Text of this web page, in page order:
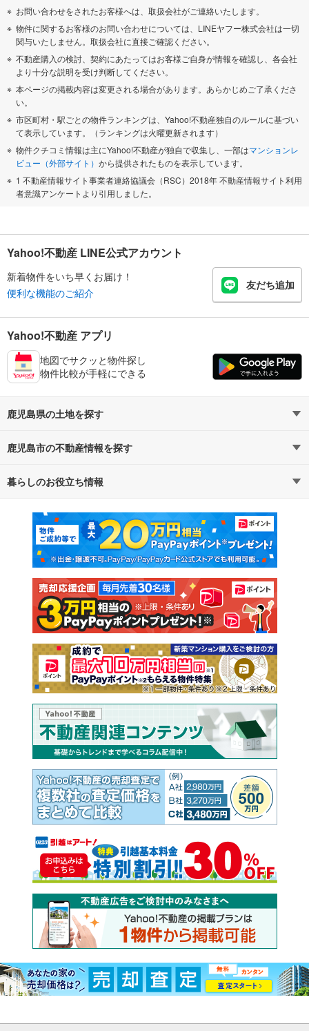
お問い合わせをされたお客様へは、取扱会社がご連絡いたします。
物件に関するお客様のお問い合わせについては、LINEヤフー株式会社は一切
関与いたしません。取扱会社に直接ご確認ください。
不動産購入の検討、契約にあたってはお客様ご自身が情報を確認し、各会社
より十分な説明を受け判断してください。
本ページの掲載内容は変更される場合があります。あらかじめご了承くださ
い。
市区町村・駅ごとの物件ランキングは、Yahoo!不動産独自のルールに基づい
て表示しています。（ランキングは火曜更新されます）
物件クチコミ情報は主にYahoo!不動産が独自で収集し、一部はマンションレ
ビュー（外部サイト） から提供されたものを表示しています。
1 不動産情報サイト事業者連絡協議会（RSC）2018年 不動産情報サイト利用
者意識アンケートより引用しました。
Yahoo!不動産 LINE公式アカウント
新着物件をいち早くお届け！
便利な機能のご紹介
友だち追加
Yahoo!不動産 アプリ
地図でサクッと物件探し
物件比較が手軽にできる
鹿児島県の土地を探す
路線・駅から探す
通勤・通学時間から探す
鹿児島市の不動産情報を探す
不動産・住宅
新築マンション 中古マンション
新築一戸建て 中古一戸建て
注文住宅 土地
売却査定
暮らしのお役立ち情報
マンションカタログ 教えて！住まいの先生